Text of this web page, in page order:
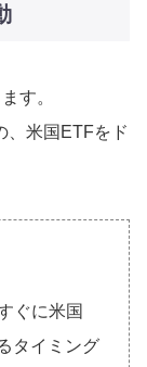
す。
、米国ETFをド
ぐに米国
タイミング